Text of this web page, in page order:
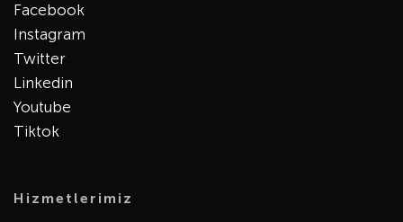
Facebook
Instagram
Twitter
Linkedin
Youtube
Tiktok
Hizmetlerimiz